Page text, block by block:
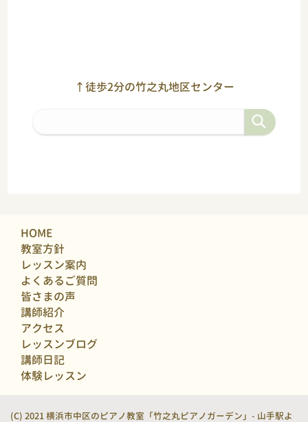
↑徒歩2分の竹之丸地区センター
HOME
教室方針
レッスン案内
よくあるご質問
皆さまの声
講師紹介
アクセス
レッスンブログ
講師日記
体験レッスン
(C) 2021 横浜市中区のピアノ教室「竹之丸ピアノガーデン」- 山手駅よ